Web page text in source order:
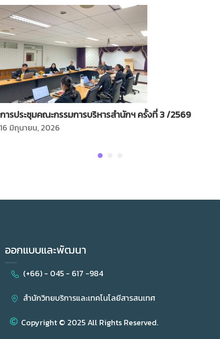
การประชุมคณะกรรมการบริหารสำนักฯ ครั้งที่ 3 /2569
16 มิถุนายน, 2026
ออกแบบและพัฒนา
(+66) - 045 - 617 -984
สำนักวิทยบริการและเทคโนโลยีสารสนเทศ
Copyright © 2025 All Rights Reserved.